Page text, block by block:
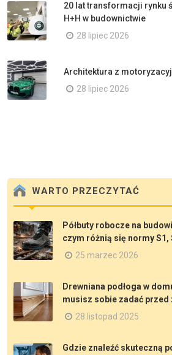
20 lat transformacji rynku
H+H w budownictwie
28 lipiec 2026
Architektura z
28 lipiec 2026
WARTO PRZECZYTAĆ
Półbuty robocze na
czym różnią się normy S1,
25 marzec 2026
Drewniana podłoga w
musisz sobie zadać przed
28 listopad 2025
Gdzie znaleźć skuteczną